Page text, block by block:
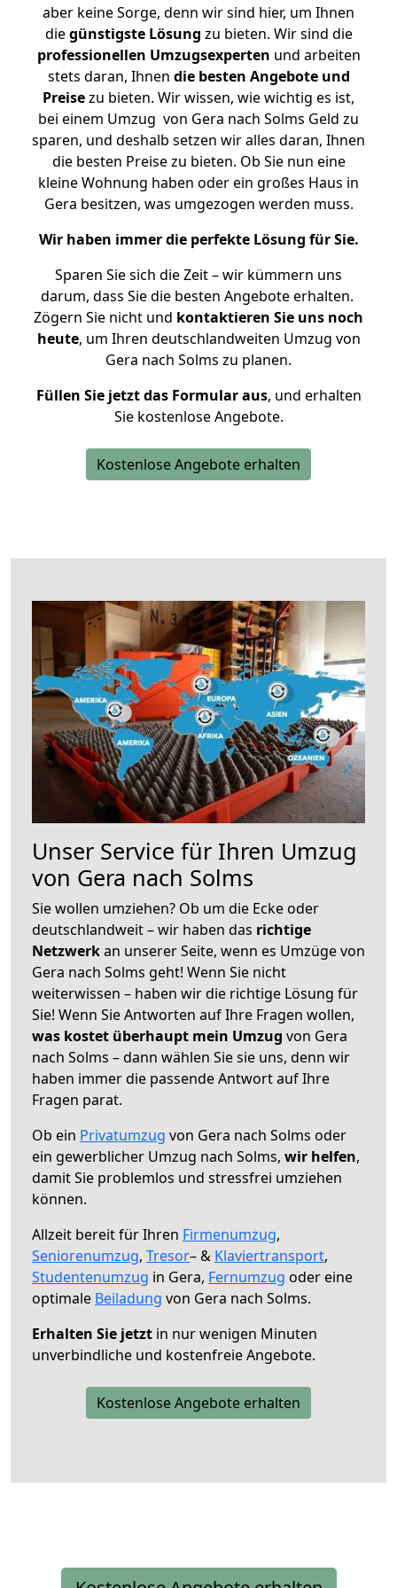
aber keine Sorge, denn wir sind hier, um Ihnen
diegünstigste Lösung zu bieten. Wir sind die
professionellen Umzugsexperten und arbeiten
stets daran, Ihnen die besten Angebote und
Preisezu bieten. Wir wissen, wie wichtig es ist,
bei einem Umzug von Gera nach Solms Geld zu
sparen, und deshalb setzen wir alles daran, Ihnen
die besten Preise zu bieten. Ob Sie nun eine
kleine Wohnung haben oder ein großes Haus in
Gera besitzen, was umgezogen werden muss.
Wir haben immer die perfekte Lösung für Sie.
Sparen Sie sich die Zeit – wir kümmern uns
darum, dass Sie die besten Angebote erhalten.
Zögern Sie nicht und kontaktieren Sie uns noch
heute, um Ihren deutschlandweiten Umzug von
Gera nach Solms zu planen.
Füllen Sie jetzt das Formular aus, und erhalten
Sie kostenlose Angebote.
Kostenlose Angebote erhalten
Unser Service für Ihren Umzug
von Gera nach Solms
Sie wollen umziehen? Ob um die Ecke oder
deutschlandweit – wir haben das richtige
Netzwerkan unserer Seite, wenn es Umzüge von
Gera nach Solms geht! Wenn Sie nicht
weiterwissen – haben wir die richtige Lösung für
Sie! Wenn Sie Antworten auf Ihre Fragen wollen,
was kostet überhaupt mein Umzug von Gera
nach Solms – dann wählen Sie sie uns, denn wir
haben immer die passende Antwort auf Ihre
Fragen parat.
Ob ein Privatumzug von Gera nach Solms oder
ein gewerblicher Umzug nach Solms, wir helfen,
damit Sie problemlos und stressfrei umziehen
können.
Allzeit bereit für Ihren Firmenumzug,
Seniorenumzug, Tresor– & Klaviertransport,
Studentenumzug in Gera, Fernumzug oder eine
optimale Beiladung von Gera nach Solms.
Erhalten Sie jetzt in nur wenigen Minuten
unverbindliche und kostenfreie Angebote.
Kostenlose Angebote erhalten